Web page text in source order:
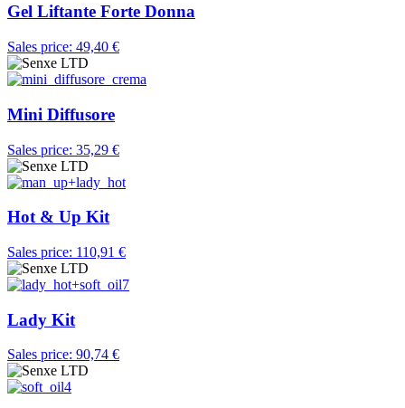
Gel Liftante Forte Donna
Sales price: 49,40 €
Mini Diffusore
Sales price: 35,29 €
Hot & Up Kit
Sales price: 110,91 €
Lady Kit
Sales price: 90,74 €